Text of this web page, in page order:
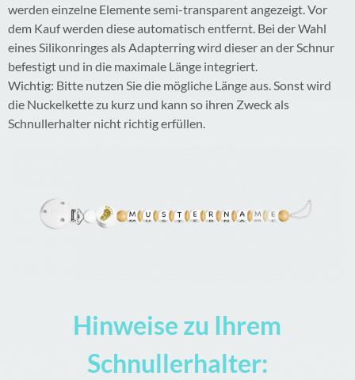
werden einzelne Elemente semi-transparent angezeigt. Vor
dem Kauf werden diese automatisch entfernt. Bei der Wahl
eines Silikonringes als Adapterring wird dieser an der Schnur
befestigt und in die maximale Länge integriert.
Wichtig: Bitte nutzen Sie die mögliche Länge aus. Sonst wird
die Nuckelkette zu kurz und kann so ihren Zweck als
Schnullerhalter nicht richtig erfüllen.
Hinweise zu Ihrem
Schnullerhalter: